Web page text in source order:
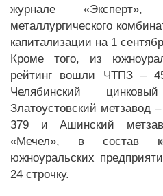
журнале «Эксперт»,
металлургического
капитализации на 1
Кроме того, из
рейтинг вошли ЧТПЗ –
Челябинский
Златоустовский метзавод
379 и Ашинский
«Мечел», в состав
южноуральских
24 строчку.